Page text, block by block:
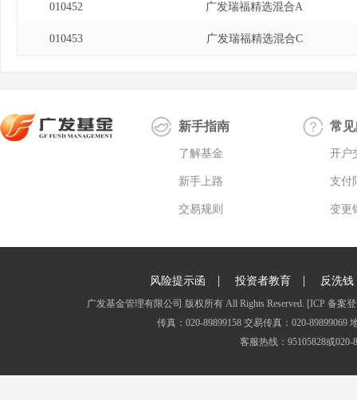
010452 广发瑞福精选混合A
010453 广发瑞福精选混合C
新手指南
了解基金
新手上路
交易规则
常
开户
支付
变更
风险提示函 | 投资者教育 | 反洗钱
广发基金管理有限公司 版权所有 All Rights Reserved. [ICP 备案
传真：020-89899158 交易传真：020-
客服热线：95105828或020-